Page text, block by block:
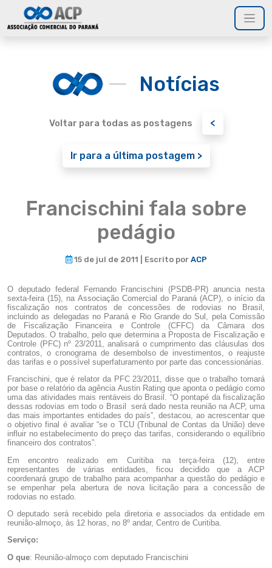
Notícias
Voltar para todas as postagens <
Ir para a última postagem >
Francischini fala sobre
pedágio
15 de jul de 2011 | Escrito por ACP
O deputado federal Fernando Francischini (PSDB-PR) anuncia nesta
sexta-feira (15), na Associação Comercial do Paraná (ACP), o início da
fiscalização nos contratos de concessões de rodovias no Brasil,
incluindo as delegadas no Paraná e Rio Grande do Sul, pela Comissão
de Fiscalização Financeira e Controle (CFFC) da Câmara dos
Deputados. O trabalho, pelo que determina a Proposta de Fiscalização e
Controle (PFC) nº 23/2011, analisará o cumprimento das cláusulas dos
contratos, o cronograma de desembolso de investimentos, o reajuste
das tarifas e o possível superfaturamento por parte das concessionárias.
Francischini, que é relator da PFC 23/2011, disse que o trabalho tomará
por base o relatório da agência Austin Rating que aponta o pedágio como
uma das atividades mais rentáveis do Brasil. “O pontapé da fiscalização
dessas rodovias em todo o Brasil será dado nesta reunião na ACP, uma
das mais importantes entidades do país”, destacou, ao acrescentar que
o objetivo final é avaliar “se o TCU (Tribunal de Contas da União) deve
influir no estabelecimento do preço das tarifas, considerando o equilíbrio
financeiro dos contratos”.
Em encontro realizado em Curitiba na terça-feira (12), entre
representantes de várias entidades, ficou decidido que a ACP
coordenará grupo de trabalho para acompanhar a questão do pedágio e
se empenhar pela abertura de nova licitação para a concessão de
rodovias no estado.
O deputado será recebido pela diretoria e associados da entidade em
reunião-almoço, às 12 horas, no 8º andar, Centro de Curitiba.
Serviço:
O que: Reunião-almoço com deputado Francischini